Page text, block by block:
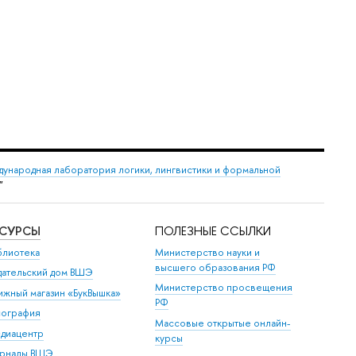
лаборатория логики, лингвистики и формальной
дом ВШЭ
магазин «БукВышка»
ВШЭ
ПОЛЕЗНЫЕ ССЫЛКИ
Министерство науки и
высшего образования РФ
Министерство просвещения
РФ
Массовые открытые онлайн-
курсы